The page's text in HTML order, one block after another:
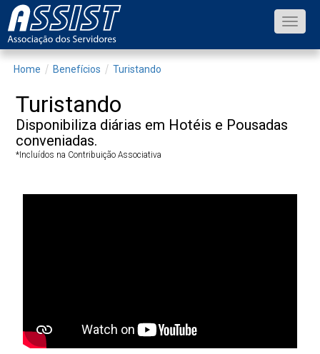
Toggle
Home Benefícios Turistando
Turistando
Disponibiliza diárias em Hotéis e Pousadas
conveniadas.
*Incluídos na Contribuição Associativa